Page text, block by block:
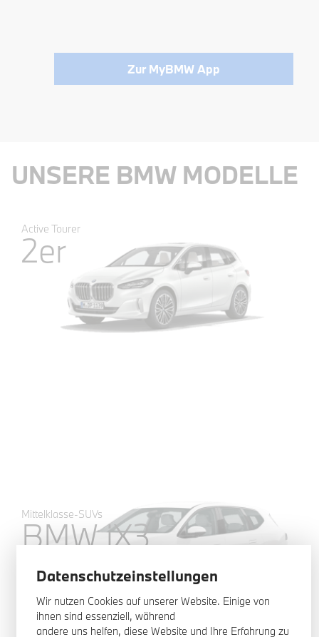
Zur MyBMW App
UNSERE BMW MODELLE
Active Tourer
2er
Mittelklasse-SUVs
BMW iX3
Datenschutzeinstellungen
Wir nutzen Cookies auf unserer Website. Einige von
ihnen sind essenziell, während
andere uns helfen, diese Website und Ihre Erfahrung zu